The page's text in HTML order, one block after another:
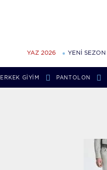
YAZ 2026 YENİ SEZON
ERKEK GIYIM PANTOLON